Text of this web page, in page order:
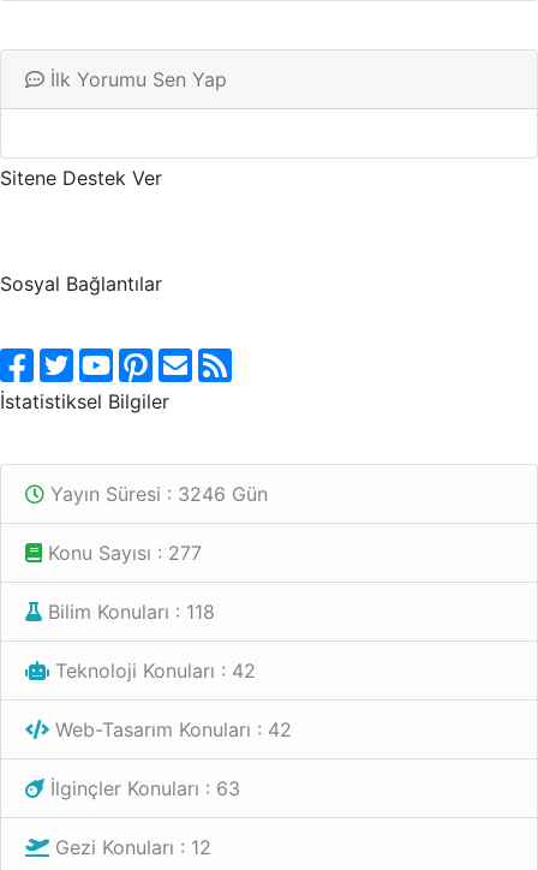
İlk Yorumu Sen Yap
Sitene Destek Ver
Sosyal Bağlantılar
İstatistiksel Bilgiler
Yayın Süresi : 3246 Gün
Konu Sayısı : 277
Bilim Konuları : 118
Teknoloji Konuları : 42
Web-Tasarım Konuları : 42
İlginçler Konuları : 63
Gezi Konuları : 12